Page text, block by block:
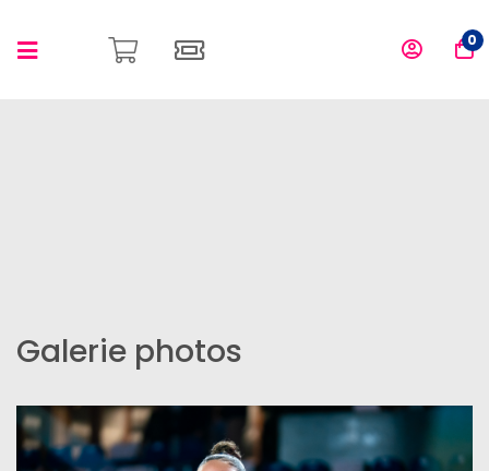
0
Galerie photos